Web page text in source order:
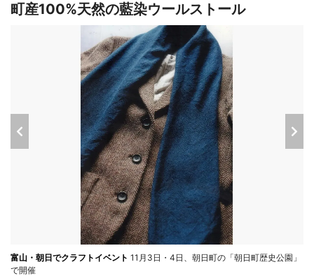
町産100%天然の藍染ウールストール
富山・朝日でクラフトイベント 11月3日・4日、朝日町の「朝日町歴史公園」
で開催